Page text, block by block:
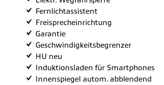
Fernlichtassistent
Freisprecheinrichtung
Garantie
Geschwindigkeitsbegrenzer
HU neu
Induktionsladen für Smartphones
Innenspiegel autom. abblendend